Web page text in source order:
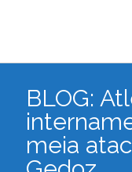
BLOG:
meia